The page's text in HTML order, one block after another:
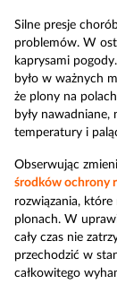
Silne presje
problemów. W
kaprysami
było w ważnych
że plony na
były
temperatury i
Obserwując
środków ochrony
rozwiązania, które
plonach. W
cały czas nie
przechodzić w
całkowitego